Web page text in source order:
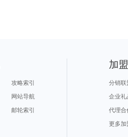
攻略索引
网站导航
邮轮索引
加
分销联
企业礼
代理合
更多加